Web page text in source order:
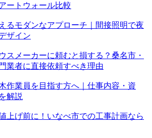
ートウォール比較
るモダンなアプローチ｜間接照明で夜
ザイン
スメーカーに頼むと損する？桑名市・
業者に直接依頼すべき理由
作業員を目指す方へ｜仕事内容・資
解説
上げ前に！いなべ市での工事計画なら